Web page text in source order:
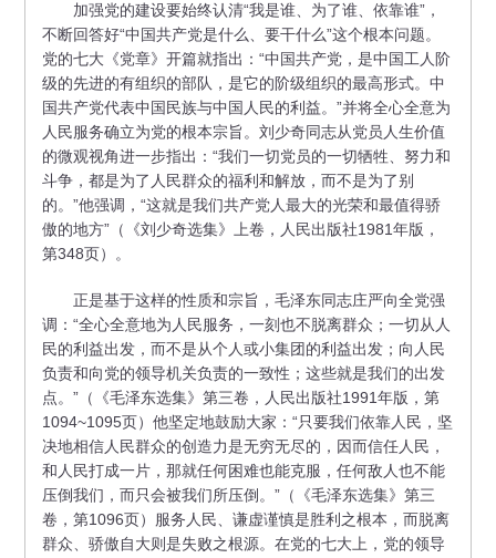
加强党的建设要始终认清“我是谁、为了谁、依靠谁”，
不断回答好“中国共产党是什么、要干什么”这个根本问题。
党的七大《党章》开篇就指出：“中国共产党，是中国工人阶
级的先进的有组织的部队，是它的阶级组织的最高形式。中
国共产党代表中国民族与中国人民的利益。”并将全心全意为
人民服务确立为党的根本宗旨。刘少奇同志从党员人生价值
的微观视角进一步指出：“我们一切党员的一切牺牲、努力和
斗争，都是为了人民群众的福利和解放，而不是为了别
的。”他强调，“这就是我们共产党人最大的光荣和最值得骄
傲的地方”（《刘少奇选集》上卷，人民出版社1981年版，
第348页）。
正是基于这样的性质和宗旨，毛泽东同志庄严向全党强
调：“全心全意地为人民服务，一刻也不脱离群众；一切从人
民的利益出发，而不是从个人或小集团的利益出发；向人民
负责和向党的领导机关负责的一致性；这些就是我们的出发
点。”（《毛泽东选集》第三卷，人民出版社1991年版，第
1094~1095页）他坚定地鼓励大家：“只要我们依靠人民，坚
决地相信人民群众的创造力是无穷无尽的，因而信任人民，
和人民打成一片，那就任何困难也能克服，任何敌人也不能
压倒我们，而只会被我们所压倒。”（《毛泽东选集》第三
卷，第1096页）服务人民、谦虚谨慎是胜利之根本，而脱离
群众、骄傲自大则是失败之根源。在党的七大上，党的领导